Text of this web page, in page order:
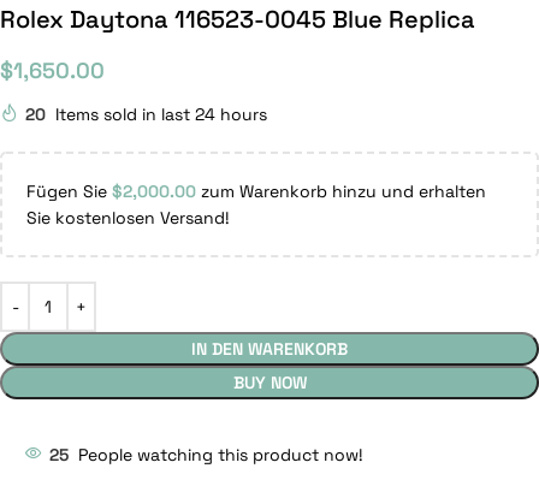
Rolex Daytona 116523-0045 Blue Replica
$1,650.00
20 Items sold in last 24 hours
Fügen Sie $2,000.00 zum Warenkorb hinzu und erhalten
Sie kostenlosen Versand!
IN DEN WARENKORB
BUY NOW
25 People watching this product now!